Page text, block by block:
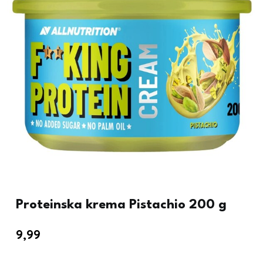
Proteinska krema Pistachio 200 g
9,99